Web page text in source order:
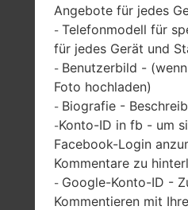
335 gramm (11.82
unzen)
Angebote für jedes
- Telefonmodell für
für jedes Gerät und
- Benutzerbild -
Foto hochladen)
- Biografie -
-Konto-ID in fb - um
Facebook-Login
Kommentare zu
- Google-Konto-ID -
Kommentieren mit